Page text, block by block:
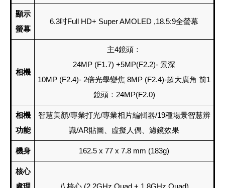
顯示
螢幕
6.3吋Full HD+ Super AMOLED ,18.5:9全螢幕
相機
主4鏡頭：
24MP (F1.7) +5MP(F2.2)- 景深
10MP (F2.4)- 2倍光學變焦 8MP (F2.4)-超大廣角 前1
鏡頭：24MP(F2.0)
相機
功能
智慧美顏/專業打光/專業相片編輯器/19種場景智慧辨
識/AR貼圖、虛擬人偶、濾鏡效果
機身 162.5 x 77 x 7.8 mm (183g)
核心
八核心 (2.2GHz Quad + 1.8GHz Quad)